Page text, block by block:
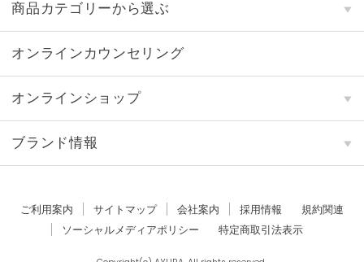
商品カテゴリーから選ぶ
オンラインカウンセリング
オンラインショップ
ブランド情報
ご利用案内 サイトマップ 会社案内 採用情報
規約関連
ソーシャルメディアポリシー
特定商取引法表示